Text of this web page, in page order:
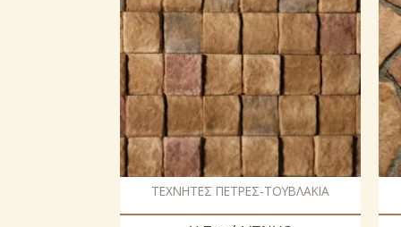
ΤΕΧΝΗΤΕΣ ΠΕΤΡΕΣ-ΤΟΥΒΛΑΚΙΑ